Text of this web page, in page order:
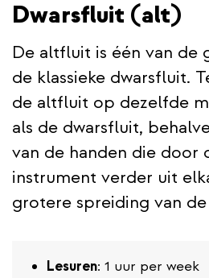
Dwarsfluit (alt)
De altfluit is één van de
de klassieke dwarsfluit.
de altfluit op dezelfde
als de dwarsfluit,
van de handen die door
instrument verder uit
grotere spreiding van
Lesuren: 1 uur per week